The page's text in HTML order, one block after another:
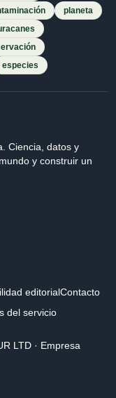
planeta
especies
Ciencia, datos y
y construir un
editorialContacto
del servicio
LTD · Empresa